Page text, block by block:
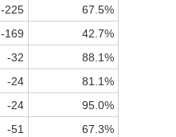
-225
67.5%
-169
42.7%
-32
88.1%
-24
81.1%
-24
95.0%
-51
67.3%